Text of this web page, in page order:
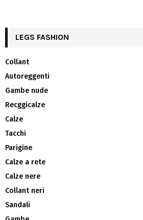
LEGS FASHION
Collant
Autoreggenti
Gambe nude
Recggicalze
Calze
Tacchi
Parigine
Calze a rete
Calze nere
Collant neri
Sandali